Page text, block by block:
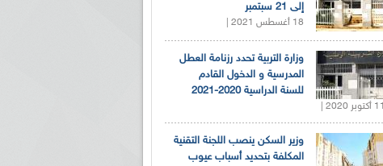
إلى 21 سبتمبر
18 أغسطس 2021 |
وزارة التربية تحدد رزنامة العطل
المدرسية و الدخول القادم
للسنة الدراسية 2020-2021
11 أكتوبر 2020 |
وزير السكن ينصب اللجنة التقنية
المكلفة بتحديد أسباب عيوب